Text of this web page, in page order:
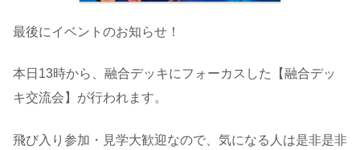
最後にイベントのお知らせ！
本日13時から、融合デッキにフォーカスした【融合デッ
キ交流会】が行われます。
飛び入り参加・見学大歓迎なので、気になる人は是非是非